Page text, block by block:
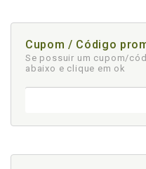
Cupom / Código
Se possuir um cupom/
abaixo e clique em ok